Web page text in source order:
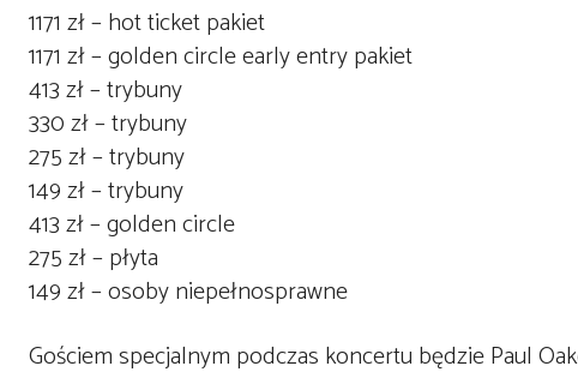
1171 zł – hot ticket pakiet
1171 zł – golden circle early entry pakiet
413 zł – trybuny
330 zł – trybuny
275 zł – trybuny
149 zł – trybuny
413 zł – golden circle
275 zł – płyta
149 zł – osoby niepełnosprawne
Gościem specjalnym podczas koncertu będzie Paul